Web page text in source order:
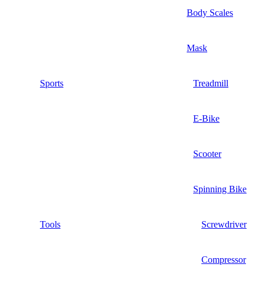
Body Scales
Mask
Sports Treadmill
E-Bike
Scooter
Spinning Bike
Tools Screwdriver
Compressor